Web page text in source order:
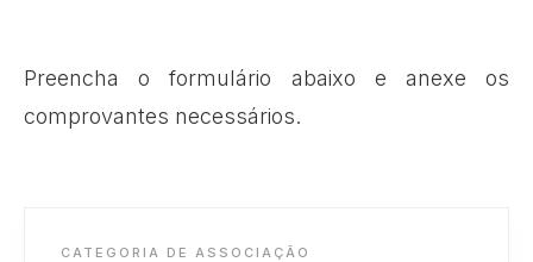
Preencha o formulário abaixo e anexe os
comprovantes necessários.
CATEGORIA DE ASSOCIAÇÃO